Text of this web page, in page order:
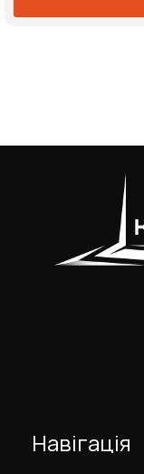
Навігація